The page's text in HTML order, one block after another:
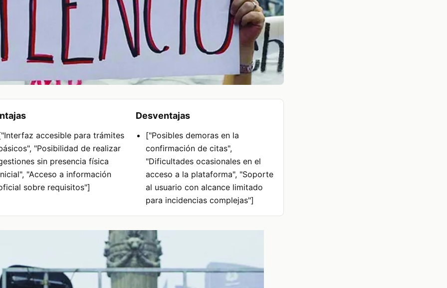
accesible para trámites
"Posibilidad de realizar
sin presencia física
"Acceso a información
sobre requisitos"]
Desventajas
["Posibles demoras en la
confirmación de citas",
"Dificultades ocasionales en el
acceso a la plataforma", "Soporte
al usuario con alcance limitado
para incidencias complejas"]